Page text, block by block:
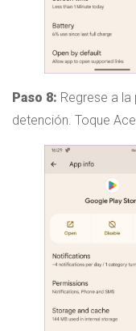
Paso 8: Regrese a
detención. Toque